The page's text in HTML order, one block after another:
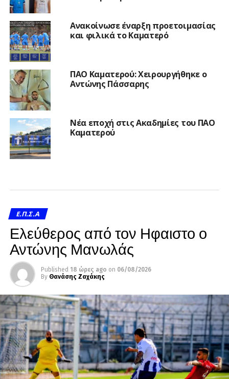
Ανακοίνωσε έναρξη προετοιμασίας
και φιλικά το Καματερό
ΠΑΟ Καματερού: Χειρουργήθηκε ο
Αντώνης Πάσσαρης
Νέα εποχή στις Ακαδημίες του ΠΑΟ
Καματερού
Ε.Π.Σ.Α
Ελεύθερος από τον Ηφαιστο ο
Αντώνης Μανωλάς
Published 18 ώρες ago on 06/08/2026
By Θανάσης Ζαχάκης